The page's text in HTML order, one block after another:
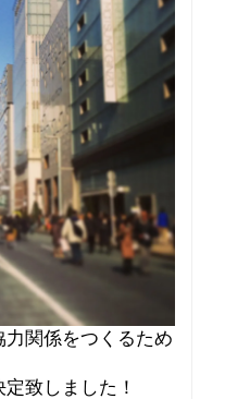
関係をつくるため
致しました！